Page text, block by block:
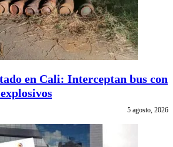
en Cali: Interceptan bus con
5 agosto, 2026